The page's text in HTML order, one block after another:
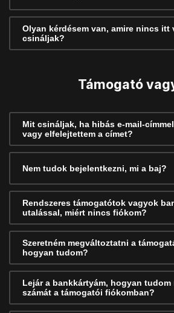
Olyan kérdésem van, amire nincs itt
csináljak?
Támogató
Mit csináljak, ha hibás e-mail-
vagy elfelejtettem a címet?
Nem tudok bejelentkezni, mi a baj?
Rendszeres támogatótok vagyok
utalással, miért nincs fiókom?
Szeretném megváltoztatni a
hogyan tudom?
Lejár a bankkártyám, hogyan
számát a támogatói fiókomban?